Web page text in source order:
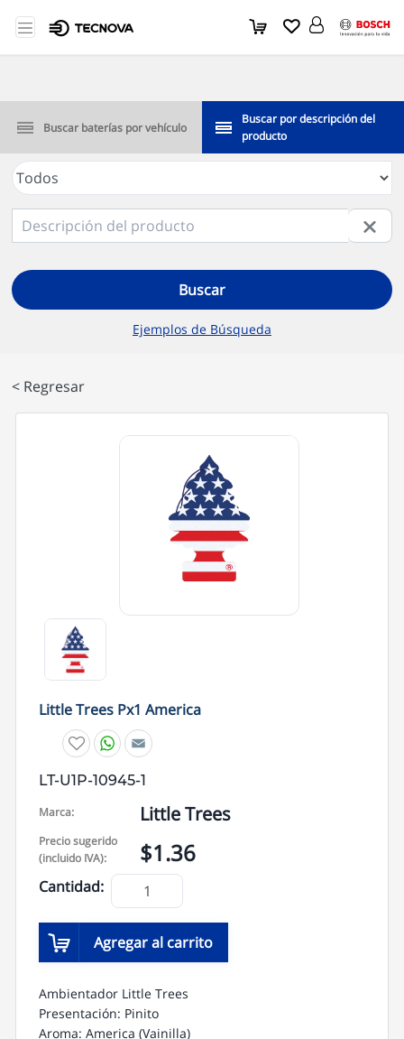
Buscar baterías por vehículo
Buscar por descripción del
producto
Buscar
Ejemplos de Búsqueda
< Regresar
Little Trees Px1 America
W
h
t
E
m
LT-U1P-10945-1
Marca: Little Trees
Precio sugerido
(incluido IVA):
$1.36
Cantidad:
Agregar al carrito
Ambientador Little Trees
Presentación: Pinito
Aroma: America (Vainilla)